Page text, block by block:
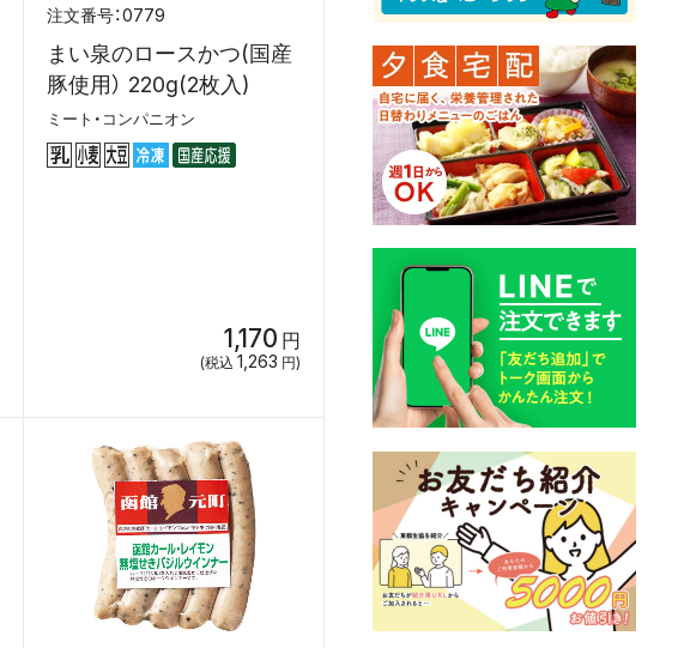
0779
まい泉のロースかつ(国産
豚使用） 220g(2枚入)
ミート・コンパニオン
1,170 円
(税込 1,263 円)